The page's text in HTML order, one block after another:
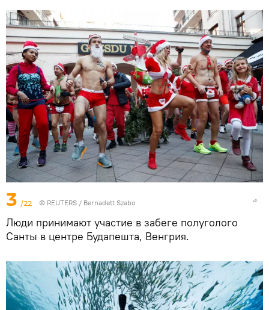
3 /22 © REUTERS / Bernadett Szabo
Люди принимают участие в забеге полуголого
Санты в центре Будапешта, Венгрия.